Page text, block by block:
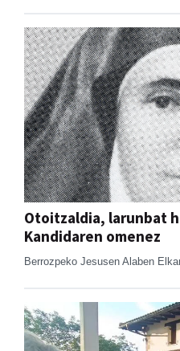
Otoitzaldia, larunbat
Kandidaren omenez
Berrozpeko Jesusen Alaben